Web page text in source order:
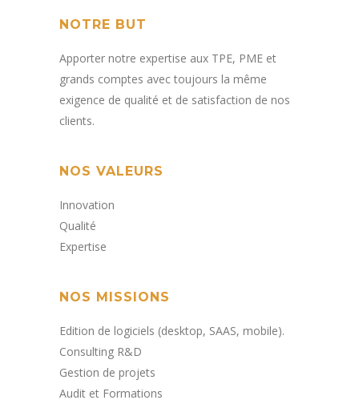
NOTRE BUT
Apporter notre expertise aux TPE, PME et
grands comptes avec toujours la même
exigence de qualité et de satisfaction de nos
clients.
NOS VALEURS
Innovation
Qualité
Expertise
NOS MISSIONS
Edition de logiciels (desktop, SAAS, mobile).​
Consulting R&D
Gestion de projets​
Audit et Formations